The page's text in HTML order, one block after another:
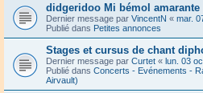
didgeridoo Mi bémol amarante
Dernier message par VincentN « mar.
Publié dans Petites annonces
Stages et cursus de chant
Dernier message par Curtet « lun. 03
Publié dans Concerts - Evénements -
Airvault)